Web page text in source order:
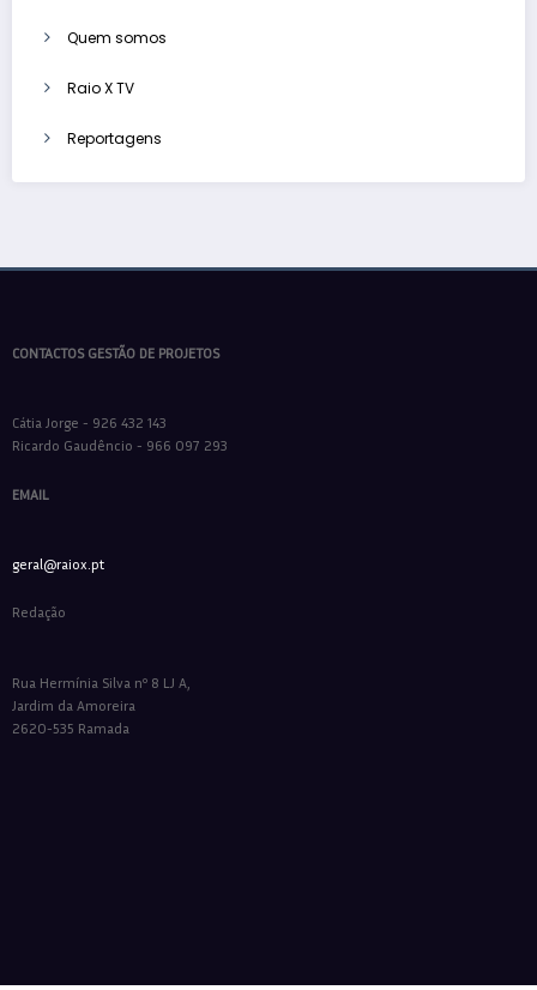
Quem somos
Raio X TV
Reportagens
CONTACTOS GESTÃO DE PROJETOS
Cátia Jorge - 926 432 143
Ricardo Gaudêncio - 966 097 293
EMAIL
geral@raiox.pt
Redação
Rua Hermínia Silva nº 8 LJ A,
Jardim da Amoreira
2620-535 Ramada